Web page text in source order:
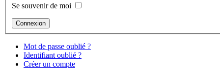
Se souvenir de moi
Mot de passe oublié ?
Identifiant oublié ?
Créer un compte